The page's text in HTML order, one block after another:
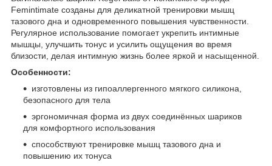
Femintimate созданы для деликатной тренировки мышц
тазового дна и одновременного повышения чувственности.
Регулярное использование помогает укрепить интимные
мышцы, улучшить тонус и усилить ощущения во время
близости, делая интимную жизнь более яркой и насыщенной.
Особенности:
изготовлены из гипоаллергенного мягкого силикона,
безопасного для тела
эргономичная форма из двух соединённых шариков
для комфортного использования
способствуют тренировке мышц тазового дна и
повышению их тонуса